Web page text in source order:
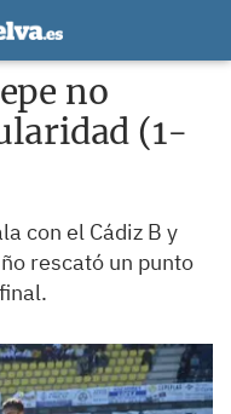
no
(1-
con el Cádiz B y
rescató un punto